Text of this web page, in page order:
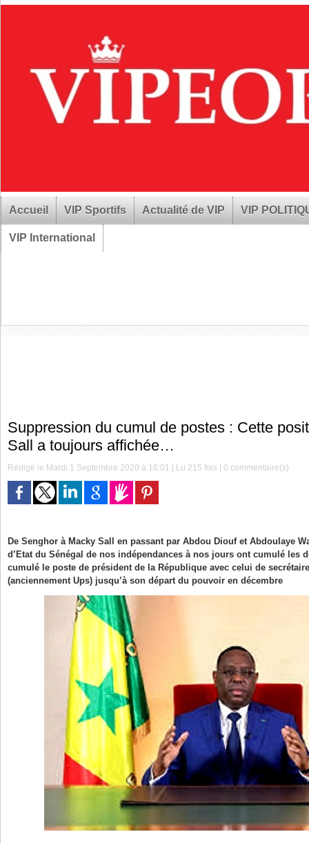
Accueil VIP Sportifs Actualité de VIP VIP
VIP International
Suppression du cumul de postes : Cette
Sall a toujours affichée…
Rédigé le Mardi 1 Septembre 2020 à 16:01 | Lu 215 fois |0 commentaire(s)
De Senghor à Macky Sall en passant par Abdou Diouf et Abdoulaye
d’Etat du Sénégal de nos indépendances à nos jours ont cumulé les
cumulé le poste de président de la République avec celui de
(anciennement Ups) jusqu’à son départ du pouvoir en décembre